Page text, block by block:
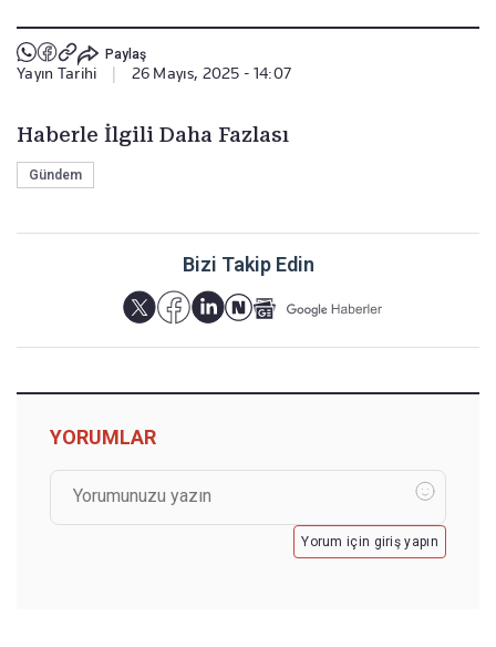
Paylaş
Yayın Tarihi 26 Mayıs, 2025 - 14:07
Haberle İlgili Daha Fazlası
Gündem
Bizi Takip Edin
YORUMLAR
Yorum için giriş yapın